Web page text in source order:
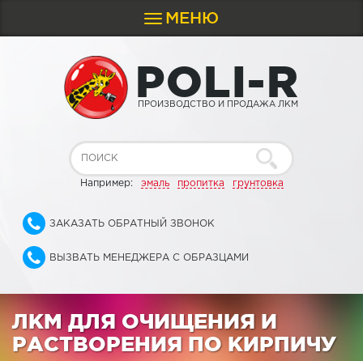
Toggle
navigation
МЕНЮ
POLI-R
ПРОИЗВОДСТВО И ПРОДАЖА ЛКМ
Например: эмаль пропитка грунтовка
ЗАКАЗАТЬ ОБРАТНЫЙ ЗВОНОК
ВЫЗВАТЬ МЕНЕДЖЕРА С ОБРАЗЦАМИ
ЛКМ ДЛЯ ОЧИЩЕНИЯ И
РАСТВОРЕНИЯ ПО КИРПИЧУ